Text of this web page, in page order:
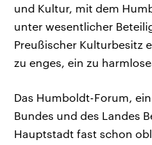
und Kultur, mit dem
unter wesentlicher
Preußischer Kulturbesitz
zu enges, ein zu
Das Humboldt-Forum,
Bundes und des Landes
Hauptstadt fast schon